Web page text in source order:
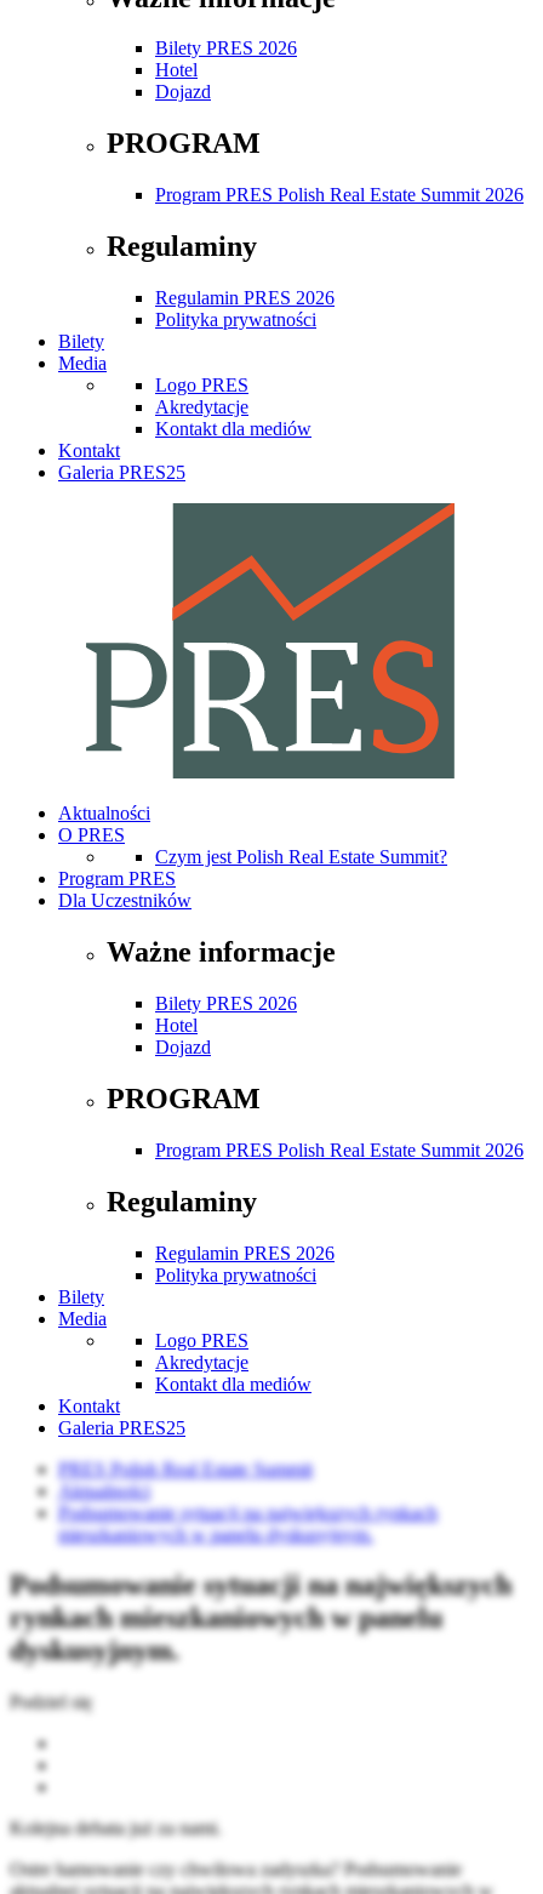
Bilety PRES 2026
Hotel
Dojazd
PROGRAM
Program PRES Polish Real Estate Summit 2026
Regulaminy
Regulamin PRES 2026
Polityka prywatności
Bilety
Media
Logo PRES
Akredytacje
Kontakt dla mediów
Kontakt
Galeria PRES25
Aktualności
O PRES
Czym jest Polish Real Estate Summit?
Program PRES
Dla Uczestników
Ważne informacje
Bilety PRES 2026
Hotel
Dojazd
PROGRAM
Program PRES Polish Real Estate Summit 2026
Regulaminy
Regulamin PRES 2026
Polityka prywatności
Bilety
Media
Logo PRES
Akredytacje
Kontakt dla mediów
Kontakt
Galeria PRES25
PRES Polish Real Estate Summit
Aktualności
Podsumowanie sytuacji na największych rynkach
mieszkaniowych w panelu dyskusyjnym.
Podsumowanie sytuacji na największych
rynkach mieszkaniowych w panelu
dyskusyjnym.
Podziel się
Kolejna debata już za nami.
Ostre hamowanie czy chwilowa zadyszka? Podsumowanie